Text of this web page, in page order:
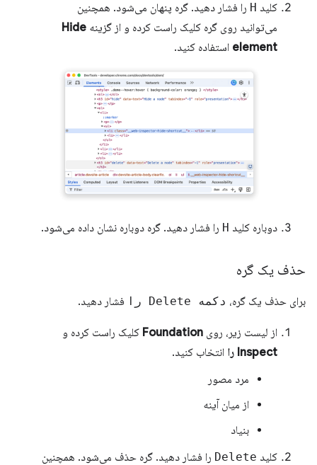
کلید H را فشار دهید. گره پنهان می‌شود. همچنین
می‌توانید روی گره کلیک راست کرده و از گزینه Hide
element استفاده کنید.
دوباره کلید H را فشار دهید. گره دوباره نشان داده می‌شود.
حذف یک گره
برای حذف یک گره، دکمه Delete را فشار دهید.
از لیست زیر، روی Foundation کلیک راست کرده و
Inspect را
انتخاب کنید.
مرد مصور
از میان آینه
بنیاد
کلید Delete را فشار دهید. گره حذف می‌شود. همچنین